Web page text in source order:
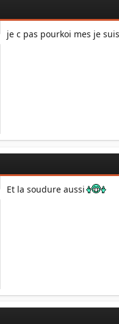
je c pas pourkoi mes je
Et la soudure aussi